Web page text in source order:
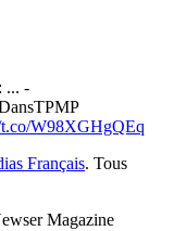
... -
W98XGHgQEq
Français. Tous
Magazine